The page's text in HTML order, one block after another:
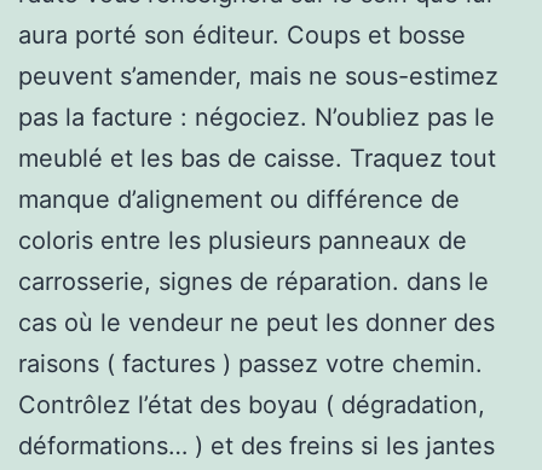
aura porté son éditeur. Coups et bosse
peuvent s’amender, mais ne sous-estimez
pas la facture : négociez. N’oubliez pas le
meublé et les bas de caisse. Traquez tout
manque d’alignement ou différence de
coloris entre les plusieurs panneaux de
carrosserie, signes de réparation. dans le
cas où le vendeur ne peut les donner des
raisons ( factures ) passez votre chemin.
Contrôlez l’état des boyau ( dégradation,
déformations… ) et des freins si les jantes